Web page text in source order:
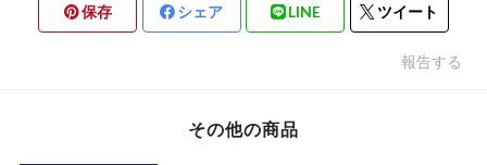
保存 シェア LINE ツイート
報告する
その他の商品